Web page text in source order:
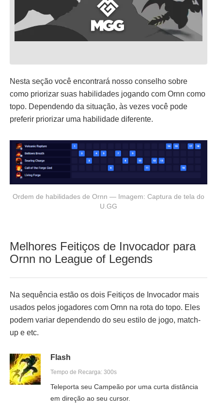
Nesta seção você encontrará nosso conselho sobre
como priorizar suas habilidades jogando com Ornn como
topo. Dependendo da situação, às vezes você pode
preferir priorizar uma habilidade diferente.
Ordem de habilidades de Ornn — Imagem: Captura de tela do
U.GG
Melhores Feitiços de Invocador para
Ornn no League of Legends
Na sequência estão os dois Feitiços de Invocador mais
usados pelos jogadores com Ornn na rota do topo. Eles
podem variar dependendo do seu estilo de jogo, match-
up e etc.
Flash
Tempo de Recarga: 300s
Teleporta seu Campeão por uma curta distância
em direção ao seu cursor.